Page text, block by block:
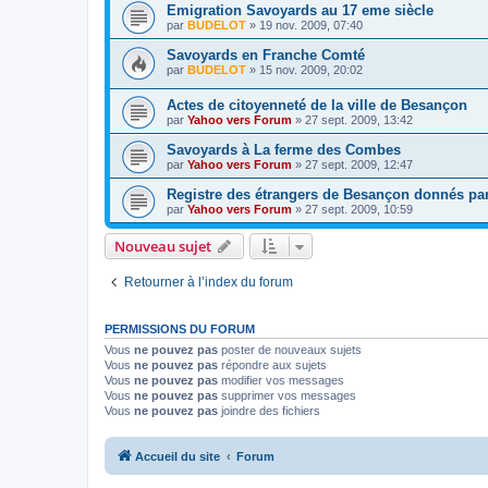
Emigration Savoyards au 17 eme siècle
par BUDELOT » 19 nov. 2009, 07:40
Savoyards en Franche Comté
par BUDELOT » 15 nov. 2009, 20:02
Actes de citoyenneté de la ville de Besançon
par Yahoo vers Forum » 27 sept. 2009, 13:42
Savoyards à La ferme des Combes
par Yahoo vers Forum » 27 sept. 2009, 12:47
Registre des étrangers de Besançon donnés
par Yahoo vers Forum » 27 sept. 2009, 10:59
Nouveau sujet
Retourner à l’index du forum
PERMISSIONS DU FORUM
Vous ne pouvez pas poster de nouveaux sujets
Vous ne pouvez pas répondre aux sujets
Vous ne pouvez pas modifier vos messages
Vous ne pouvez pas supprimer vos messages
Vous ne pouvez pas joindre des fichiers
Accueil du site Forum